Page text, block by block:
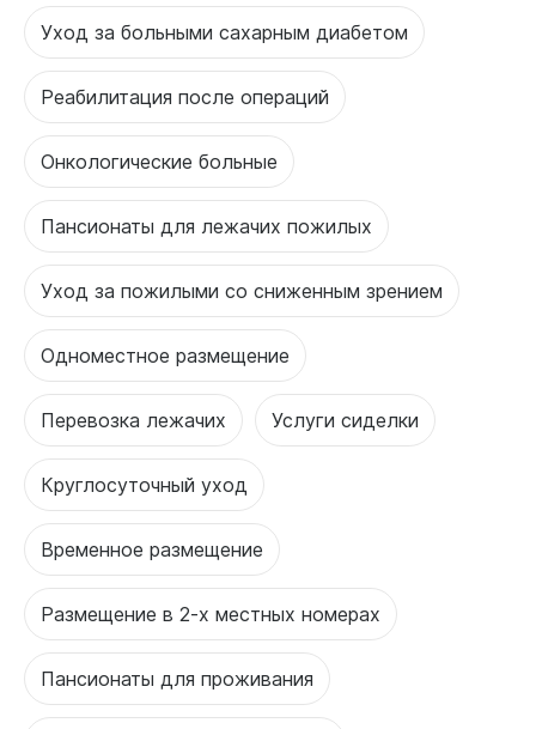
Уход за больными сахарным диабетом
Реабилитация после операций
Онкологические больные
Пансионаты для лежачих пожилых
Уход за пожилыми со сниженным зрением
Одноместное размещение
Перевозка лежачих Услуги сиделки
Круглосуточный уход
Временное размещение
Размещение в 2-х местных номерах
Пансионаты для проживания